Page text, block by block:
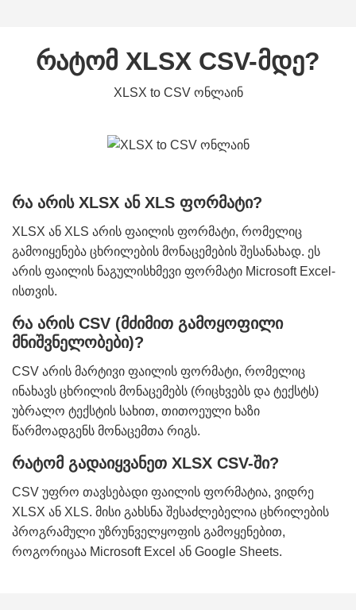
რატომ XLSX CSV-მდე?
XLSX to CSV ონლაინ
რა არის XLSX ან XLS ფორმატი?
XLSX ან XLS არის ფაილის ფორმატი, რომელიც
გამოიყენება ცხრილების მონაცემების შესანახად. ეს
არის ფაილის ნაგულისხმევი ფორმატი Microsoft Excel-
ისთვის.
რა არის CSV (მძიმით გამოყოფილი
მნიშვნელობები)?
CSV არის მარტივი ფაილის ფორმატი, რომელიც
ინახავს ცხრილის მონაცემებს (რიცხვებს და ტექსტს)
უბრალო ტექსტის სახით, თითოეული ხაზი
წარმოადგენს მონაცემთა რიგს.
რატომ გადაიყვანეთ XLSX CSV-ში?
CSV უფრო თავსებადი ფაილის ფორმატია, ვიდრე
XLSX ან XLS. მისი გახსნა შესაძლებელია ცხრილების
პროგრამული უზრუნველყოფის გამოყენებით,
როგორიცაა Microsoft Excel ან Google Sheets.